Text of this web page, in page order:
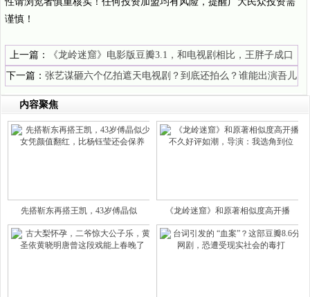
谨慎！
上一篇：
《龙岭迷窟》电影版豆瓣3.1，和电视剧相比，王胖子成口
碑分水岭
下一篇： 张艺谋砸六个亿拍遮天电视剧？到底还拍么？谁能出演吾儿
王腾？
内容聚焦
先搭靳东再搭王凯，43岁傅晶似 《龙岭迷窟》和原著相似度高开播